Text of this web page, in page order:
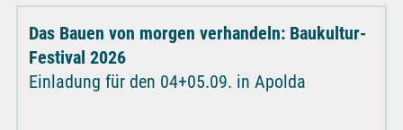
Das Bauen von morgen verhandeln: Baukultur-
Festival 2026
Einladung für den 04+05.09. in Apolda